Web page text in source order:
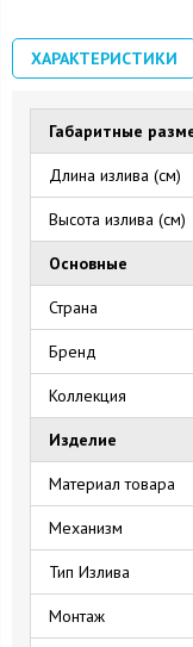
ХАРАКТЕРИСТИКИ
Габаритные
Длина излива (см)
Высота излива (см)
Основные
Страна
Бренд
Коллекция
Изделие
Материал товара
Механизм
Тип Излива
Монтаж